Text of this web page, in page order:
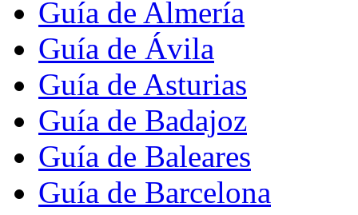
Guía de Almería
Guía de Ávila
Guía de Asturias
Guía de Badajoz
Guía de Baleares
Guía de Barcelona